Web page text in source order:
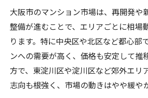
大阪市のマンション市場は、再開発や
整備が進むことで、エリアごとに相場
ります。特に中央区や北区など都心部
ンへの需要が高く、価格も安定して推
方で、東淀川区や淀川区など郊外エリ
志向も根強く、市場の動きはやや緩や